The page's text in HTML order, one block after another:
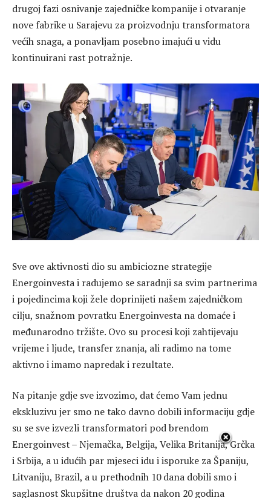
drugoj fazi osnivanje zajedničke kompanije i otvaranje
nove fabrike u Sarajevu za proizvodnju transformatora
većih snaga, a ponavljam posebno imajući u vidu
kontinuirani rast potražnje.
Sve ove aktivnosti dio su ambiciozne strategije
Energoinvesta i radujemo se saradnji sa svim partnerima
i pojedincima koji žele doprinijeti našem zajedničkom
cilju, snažnom povratku Energoinvesta na domaće i
međunarodno tržište. Ovo su procesi koji zahtijevaju
vrijeme i ljude, transfer znanja, ali radimo na tome
aktivno i imamo napredak i rezultate.
Na pitanje gdje sve izvozimo, dat ćemo Vam jednu
ekskluzivu jer smo ne tako davno dobili informaciju gdje
su se sve izvezli transformatori pod brendom
Energoinvest – Njemačka, Belgija, Velika Britanija, Grčka
i Srbija, a u idućih par mjeseci idu i isporuke za Španiju,
Litvaniju, Brazil, a u prethodnih 10 dana dobili smo i
saglasnost Skupšitne društva da nakon 20 godina